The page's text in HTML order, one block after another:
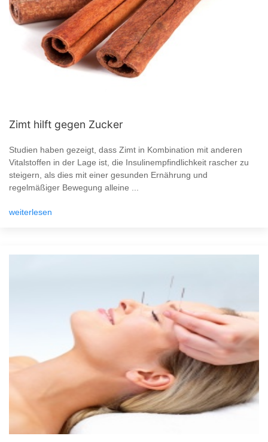
Zimt hilft gegen Zucker
Studien haben gezeigt, dass Zimt in Kombination mit anderen
Vitalstoffen in der Lage ist, die Insulinempfindlichkeit rascher zu
steigern, als dies mit einer gesunden Ernährung und
regelmäßiger Bewegung alleine ...
weiterlesen